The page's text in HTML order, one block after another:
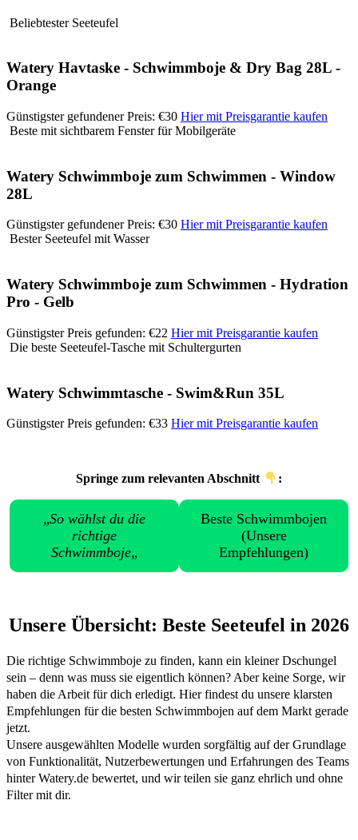
Beliebtester Seeteufel
Watery Havtaske - Schwimmboje & Dry Bag 28L -
Orange
Günstigster gefundener Preis: €30 Hier mit Preisgarantie kaufen
Beste mit sichtbarem Fenster für Mobilgeräte
Watery Schwimmboje zum Schwimmen - Window
28L
Günstigster gefundener Preis: €30 Hier mit Preisgarantie kaufen
Bester Seeteufel mit Wasser
Watery Schwimmboje zum Schwimmen - Hydration
Pro - Gelb
Günstigster Preis gefunden: €22 Hier mit Preisgarantie kaufen
Die beste Seeteufel-Tasche mit Schultergurten
Watery Schwimmtasche - Swim&Run 35L
Günstigster Preis gefunden: €33 Hier mit Preisgarantie kaufen
Springe zum relevanten Abschnitt :
„So wählst du die
richtige
Schwimmboje„
Beste Schwimmbojen
(Unsere
Empfehlungen)
Unsere Übersicht: Beste Seeteufel in 2026
Die richtige Schwimmboje zu finden, kann ein kleiner Dschungel
sein – denn was muss sie eigentlich können? Aber keine Sorge, wir
haben die Arbeit für dich erledigt. Hier findest du unsere klarsten
Empfehlungen für die besten Schwimmbojen auf dem Markt gerade
jetzt.
Unsere ausgewählten Modelle wurden sorgfältig auf der Grundlage
von Funktionalität, Nutzerbewertungen und Erfahrungen des Teams
hinter Watery.de bewertet, und wir teilen sie ganz ehrlich und ohne
Filter mit dir.